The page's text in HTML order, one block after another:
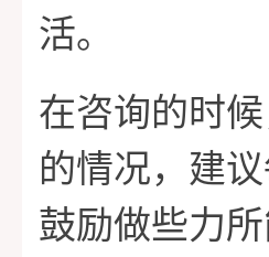
活。
在咨询的时
的情况，建
鼓励做些力